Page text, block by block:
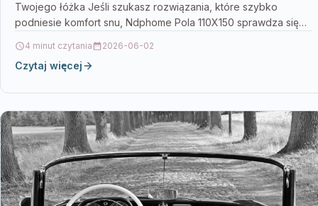
Twojego łóżka Jeśli szukasz rozwiązania, które szybko
podniesie komfort snu, Ndphome Pola 110X150 sprawdza się
4 minut czytania 2026-06-02
Czytaj więcej